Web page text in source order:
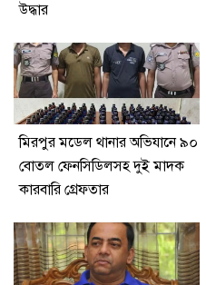
উদ্ধার
মিরপুর মডেল থানার অভিযানে ৯০
বোতল ফেনসিডিলসহ দুই মাদক
কারবারি গ্রেফতার